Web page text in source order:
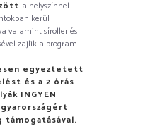
a helyszínnel
kerül
valamint síroller és
zajlik a program.
egyeztetett
és a 2 órás
INGYEN
támogatásával.